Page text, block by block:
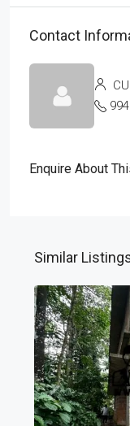
Contact
Enquire About
Similar